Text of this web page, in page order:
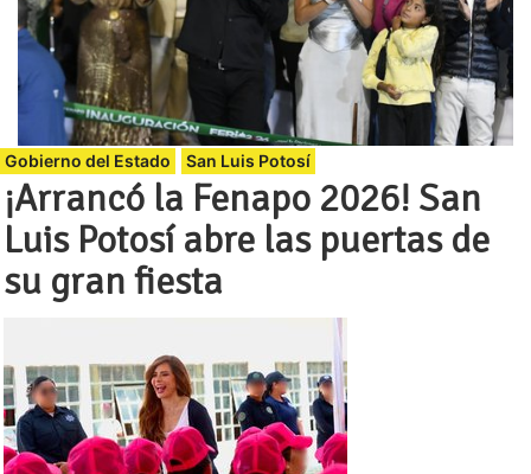
Gobierno del Estado San Luis Potosí
¡Arrancó la Fenapo 2026! San
Luis Potosí abre las puertas de
su gran fiesta